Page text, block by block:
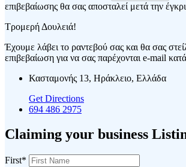
επιβεβαίωσης θα σας αποσταλεί μετά την
Τρομερή Δουλειά!
Έχουμε λάβει το ραντεβού σας και θα σας
επιβεβαίωση για να σας παρέχονται e-mail
Κασταμονής 13, Ηράκλειο, Ελλάδα
Get Directions
694 486 2975
Claiming your business
First*